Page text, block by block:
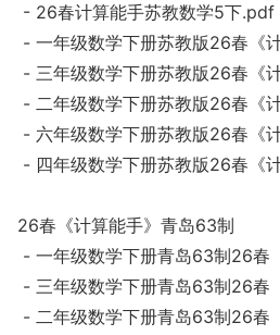
- 26春计算能手苏教数学5下.pdf
- 一年级数学下册苏教版26春《
- 三年级数学下册苏教版26春《
- 二年级数学下册苏教版26春《
- 六年级数学下册苏教版26春《
- 四年级数学下册苏教版26春《
26春《计算能手》青岛63制
- 一年级数学下册青岛63制26春
- 三年级数学下册青岛63制26春
- 二年级数学下册青岛63制26春